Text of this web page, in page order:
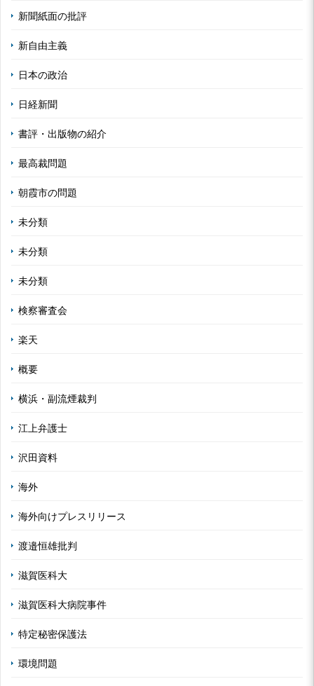
新聞紙面の批評
新自由主義
日本の政治
日経新聞
書評・出版物の紹介
最高裁問題
朝霞市の問題
未分類
未分類
未分類
検察審査会
楽天
概要
横浜・副流煙裁判
江上弁護士
沢田資料
海外
海外向けプレスリリース
渡邉恒雄批判
滋賀医科大
滋賀医科大病院事件
特定秘密保護法
環境問題